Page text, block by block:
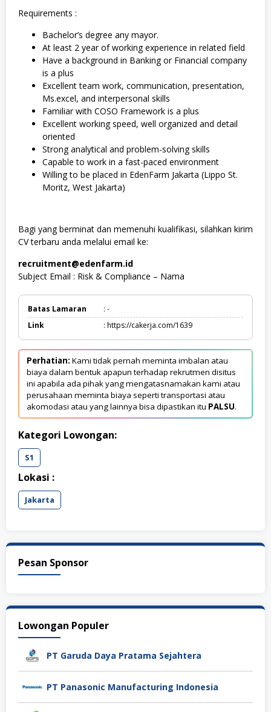
Requirements :
Bachelor’s degree any mayor.
At least 2 year of working experience in related field
Have a background in Banking or Financial company
is a plus
Excellent team work, communication, presentation,
Ms.excel, and interpersonal skills
Familiar with COSO Framework is a plus
Excellent working speed, well organized and detail
oriented
Strong analytical and problem-solving skills
Capable to work in a fast-paced environment
Willing to be placed in EdenFarm Jakarta (Lippo St.
Moritz, West Jakarta)
Bagi yang berminat dan memenuhi kualifikasi, silahkan kirim
CV terbaru anda melalui email ke:
recruitment@edenfarm.id
Subject Email : Risk & Compliance – Nama
Batas Lamaran
: -
Link
: https://cakerja.com/1639
Perhatian: Kami tidak pernah meminta imbalan atau
biaya dalam bentuk apapun terhadap rekrutmen disitus
ini apabila ada pihak yang mengatasnamakan kami atau
perusahaan meminta biaya seperti transportasi atau
akomodasi atau yang lainnya bisa dipastikan itu PALSU.
Kategori Lowongan:
S1
Lokasi :
Jakarta
Pesan Sponsor
Lowongan Populer
PT Garuda Daya Pratama Sejahtera
PT Panasonic Manufacturing Indonesia